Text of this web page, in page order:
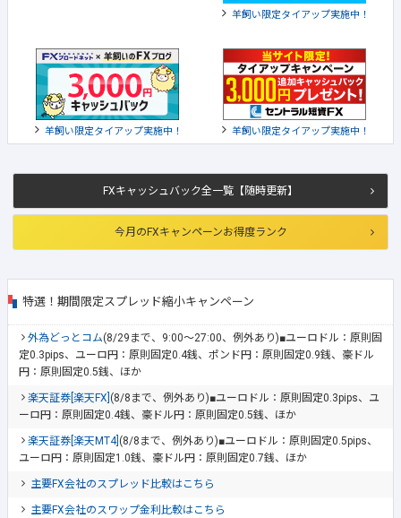
FXキャッシュバック全一覧【随時更新】
今月のFXキャンペーンお得度ランク
特選！期間限定スプレッド縮小キャンペーン
外為どっとコム(8/29まで、9:00～27:00、例外あり)■ユーロドル：原則固
定0.3pips、ユーロ円：原則固定0.4銭、ポンド円：原則固定0.9銭、豪ドル
円：原則固定0.5銭、ほか
楽天証券[楽天FX] (8/8まで、例外あり)■ユーロドル：原則固定0.3pips、ユ
ーロ円：原則固定0.4銭、豪ドル円：原則固定0.5銭、ほか
楽天証券[楽天MT4] (8/8まで、例外あり)■ユーロドル：原則固定0.5pips、
ユーロ円：原則固定1.0銭、豪ドル円：原則固定0.7銭、ほか
主要FX会社のスプレッド比較はこちら
主要FX会社のスワップ金利比較はこちら
羊飼い限定タイアップ実施中！
羊飼い限定タイアップ実施中！ 羊飼い限定タイアップ実施中！